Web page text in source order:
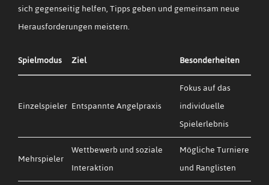
sich gegenseitig helfen, Tipps geben und gemeinsam neue
Herausforderungen meistern.
Spielmodus Ziel Besonderheiten
Einzelspieler Entspannte Angelpraxis
Fokus auf das
individuelle
Spielerlebnis
Mehrspieler
Wettbewerb und soziale
Interaktion
Mögliche Turniere
und Ranglisten